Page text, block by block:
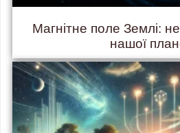
Магнітне поле Землі:
нашої